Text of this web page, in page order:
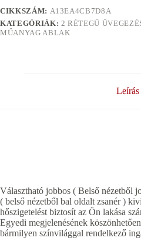
CIKKSZÁM: A13EA4CB7D8A
KATEGÓRIÁK: 2 RÉTEGŰ
MŰANYAG ABLAK
Leírás
Választható jobbos ( Belső nézetből
( belső nézetből bal oldalt zsanér )
hőszigetelést biztosít az Ön lakása
Egyedi megjelenésének
bármilyen színvilággal rendelkező